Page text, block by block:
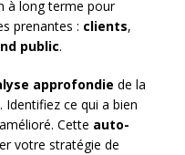
à long terme pour
prenantes : clients,
public.
approfondie de la
ce qui a bien
Cette auto-
votre stratégie de